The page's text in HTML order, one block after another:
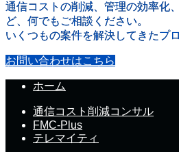
通信コストの削減、管理の効率化
ど、何でもご相談ください。
いくつもの案件を解決してきたプ
お問い合わせはこちら
ホーム
通信コスト削減コンサル
FMC-Plus
テレマイティ